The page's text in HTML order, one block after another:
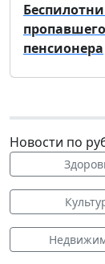
пенсионера
Новости по